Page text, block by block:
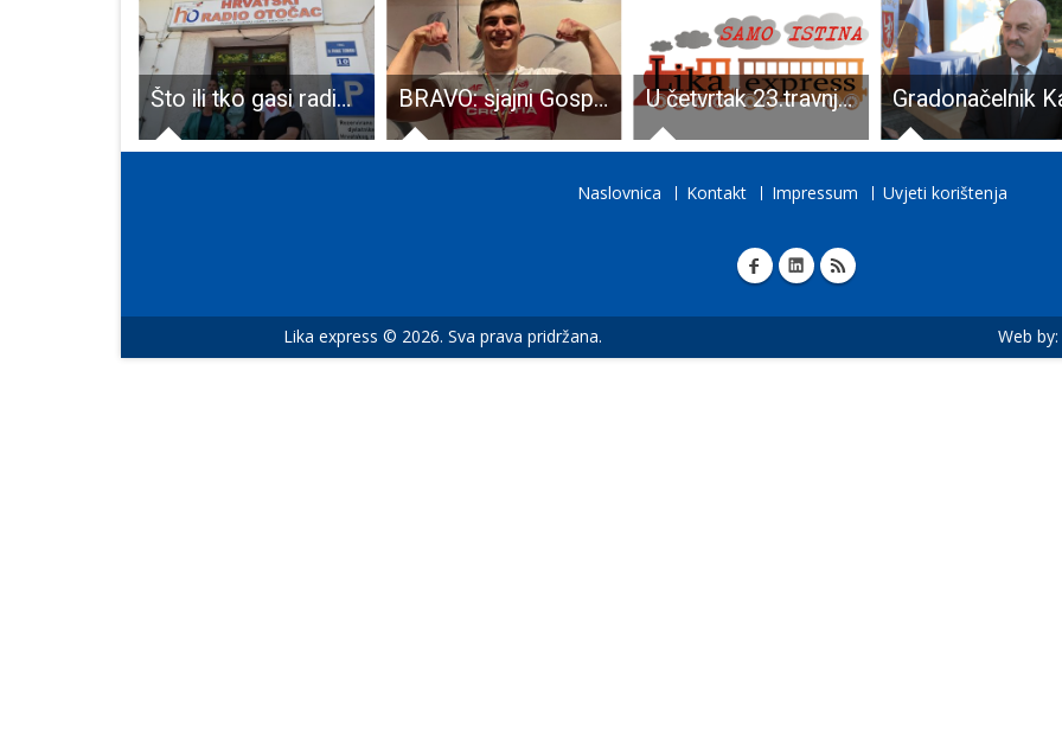
Što ili tko gasi radio Otočac??? BRAVO: sjajni Gospićanin Rino Mašić odličan 11. u seniorskoj kategoriji u obaranju ruku na lijevu ruku U četvrtak 23.travnja u središtu Gospića poremećaj u isporuci vode, neke ulice i bez vode
Naslovnica Kontakt Impressum Uvjeti korištenja
Lika express © 2026. Sva prava pridržana. Web by: